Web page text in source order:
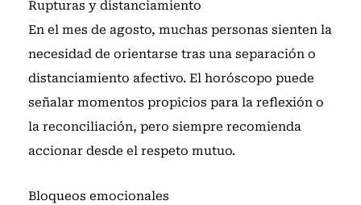
Rupturas y distanciamiento
En el mes de agosto, muchas personas sienten la
necesidad de orientarse tras una separación o
distanciamiento afectivo. El horóscopo puede
señalar momentos propicios para la reflexión o
la reconciliación, pero siempre recomienda
accionar desde el respeto mutuo.
Bloqueos emocionales